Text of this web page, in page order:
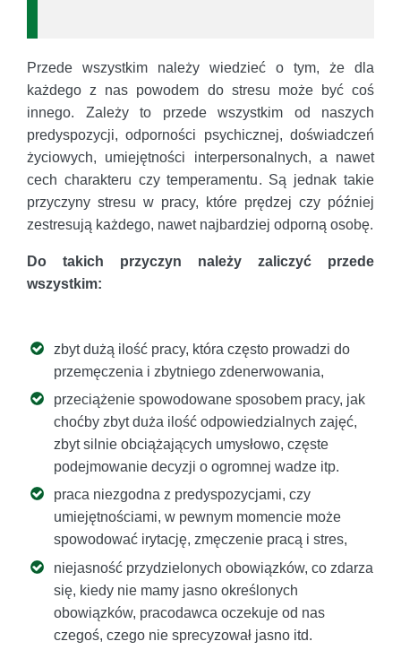
Przede wszystkim należy wiedzieć o tym, że dla
każdego z nas powodem do stresu może być coś
innego. Zależy to przede wszystkim od naszych
predyspozycji, odporności psychicznej, doświadczeń
życiowych, umiejętności interpersonalnych, a nawet
cech charakteru czy temperamentu. Są jednak takie
przyczyny stresu w pracy, które prędzej czy później
zestresują każdego, nawet najbardziej odporną osobę.
Do takich przyczyn należy zaliczyć przede
wszystkim:
zbyt dużą ilość pracy, która często prowadzi do
przemęczenia i zbytniego zdenerwowania,
przeciążenie spowodowane sposobem pracy, jak
choćby zbyt duża ilość odpowiedzialnych zajęć,
zbyt silnie obciążających umysłowo, częste
podejmowanie decyzji o ogromnej wadze itp.
praca niezgodna z predyspozycjami, czy
umiejętnościami, w pewnym momencie może
spowodować irytację, zmęczenie pracą i stres,
niejasność przydzielonych obowiązków, co zdarza
się, kiedy nie mamy jasno określonych
obowiązków, pracodawca oczekuje od nas
czegoś, czego nie sprecyzował jasno itd.